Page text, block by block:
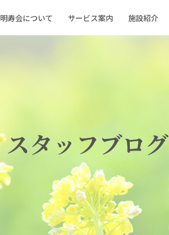
明寿会について サービス案内 施設紹介
スタッフブログ